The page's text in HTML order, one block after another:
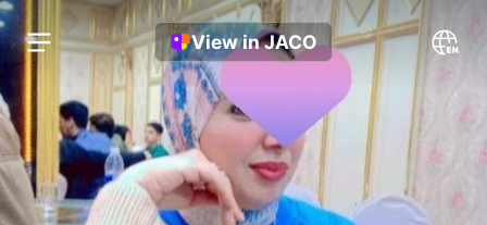
View in JACO